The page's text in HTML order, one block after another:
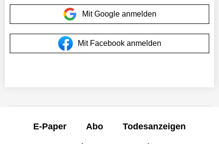
Mit Google anmelden
Mit Facebook anmelden
E-Paper Abo Todesanzeigen